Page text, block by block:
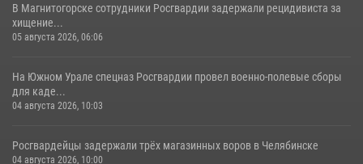
В Магнитогорске сотрудники Росгвардии задержали рецидивиста за
хищение...
05 августа 2026, 06:06
На Южном Урале спецназ Росгвардии провел военно-полевые сборы
для каде...
04 августа 2026, 10:03
Росгвардейцы задержали трёх магазинных воров в Челябинске
04 августа 2026, 10:00